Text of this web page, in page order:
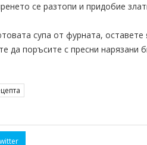
се разтопи и придобие
супа от фурната,
да поръсите с пресни нарязани